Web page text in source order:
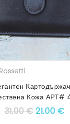
€.
Кожа АРТ#
31.00€ Original
21.00€